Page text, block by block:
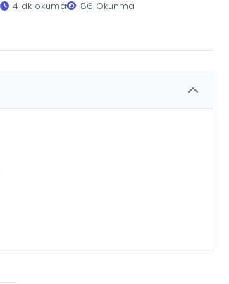
4 dk okuma 86 Okunma